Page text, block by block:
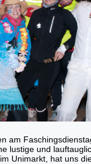
am
lustige und
Unimarkt, hat uns